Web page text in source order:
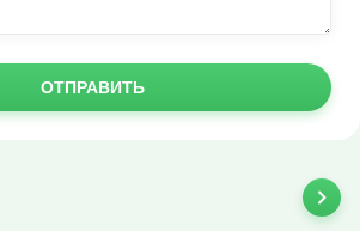
ОТПРАВИТЬ